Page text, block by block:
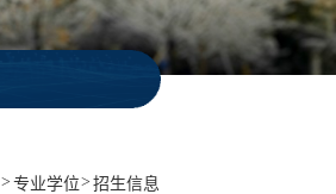
> 专业学位> 招生信息